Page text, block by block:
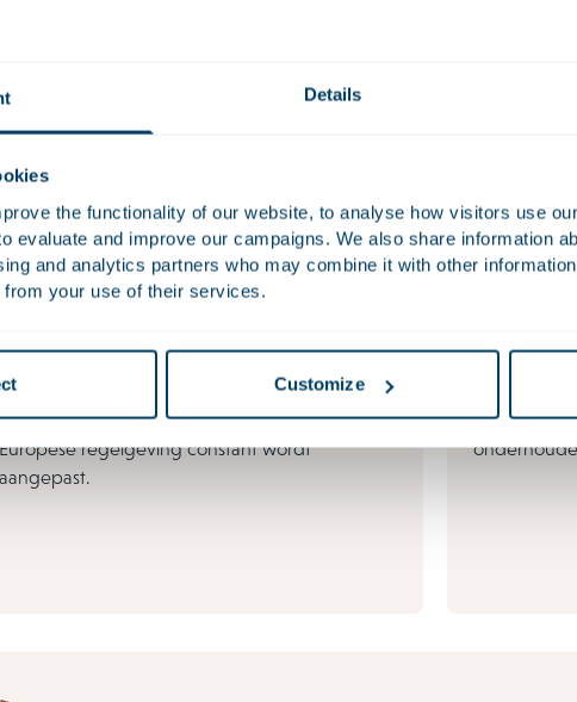
Details
the functionality of our website, to analyse how visitors use
evaluate and improve our campaigns. We also share information
and analytics partners who may combine it with other
from your use of their services.
Customize
Automotive
De automotive sector is onderhevig aan grote
omdat de wereld snel verandert, waardoor
klassieke distributie steeds meer verdwijnt en
Europese regelgeving constant wordt
aangepast.
Retail &
een level